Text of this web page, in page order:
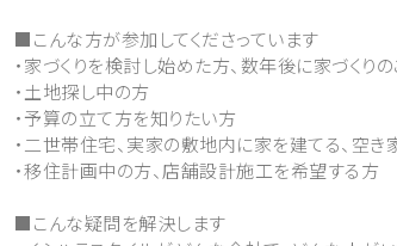
■こんな方が参加してくださっています
・家づくりを検討し始めた方、数年後に家づくり
・土地探し中の方
・予算の立て方を知りたい方
・二世帯住宅、実家の敷地内に家を建てる、空
・移住計画中の方、店舗設計施工を希望する方
■こんな疑問を解決します